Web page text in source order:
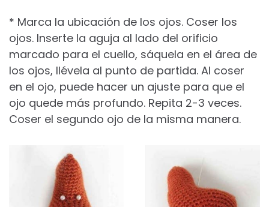
* Marca la ubicación de los ojos. Coser los
ojos. Inserte la aguja al lado del orificio
marcado para el cuello, sáquela en el área de
los ojos, llévela al punto de partida. Al coser
en el ojo, puede hacer un ajuste para que el
ojo quede más profundo. Repita 2-3 veces.
Coser el segundo ojo de la misma manera.